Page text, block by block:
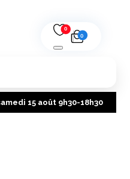
0
0
15 août 9h30-18h30